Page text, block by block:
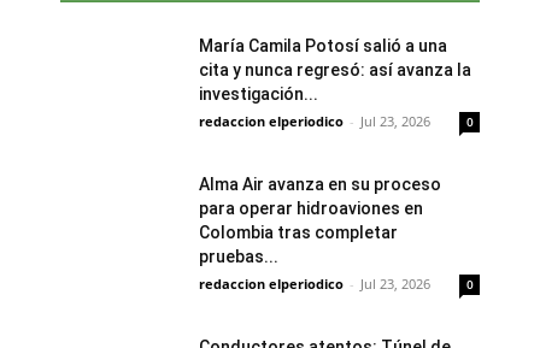
María Camila Potosí salió a una
cita y nunca regresó: así avanza la
investigación...
redaccion elperiodico - Jul 23, 2026 0
Alma Air avanza en su proceso
para operar hidroaviones en
Colombia tras completar
pruebas...
redaccion elperiodico - Jul 23, 2026 0